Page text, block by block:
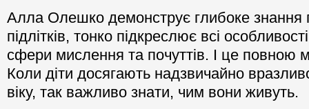
Алла Олешко демонструє глибоке знання
підлітків, тонко підкреслює всі особливості
сфери мислення та почуттів. І це повною
Коли діти досягають надзвичайно
віку, так важливо знати, чим вони живуть.